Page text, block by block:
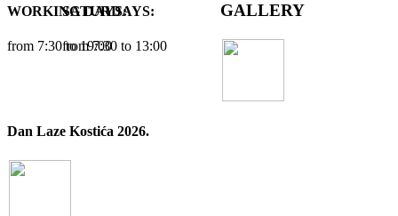
WORKING DAYS:
from 7:30 tо 19:00
SATURDAYS:
from 7:30 tо 13:00
GALLERY
Dan Laze Kostića 2026.